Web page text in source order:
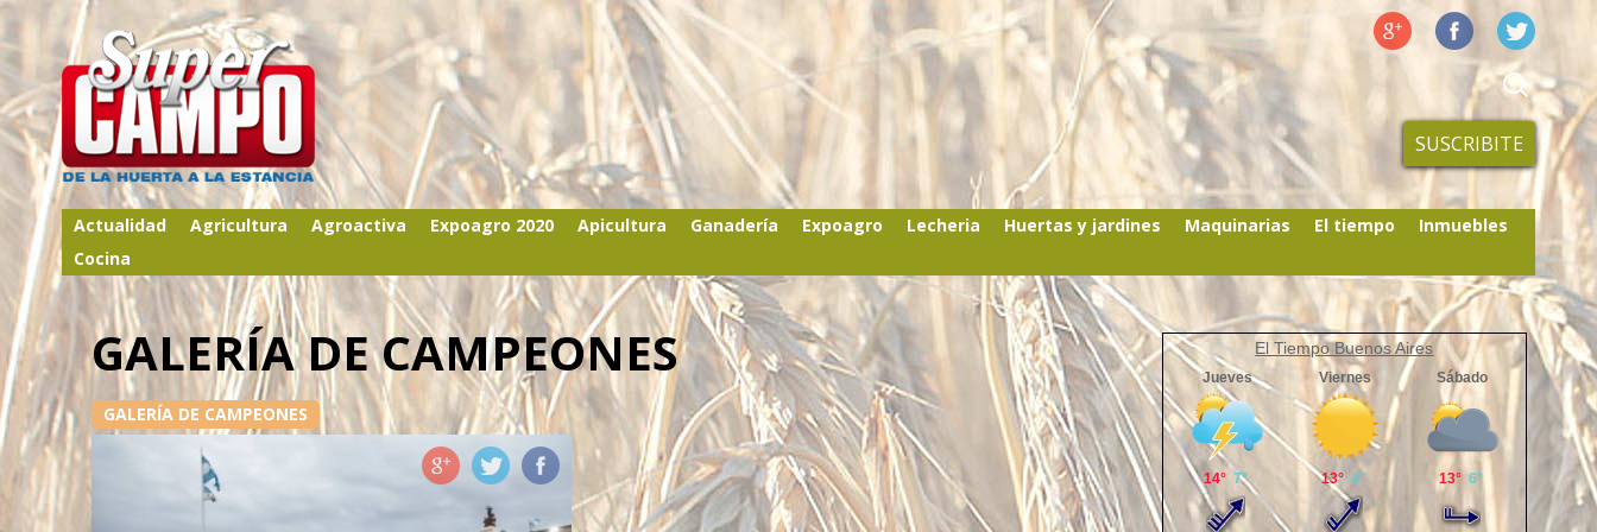
SUSCRIBITE
Actualidad Agricultura Agroactiva Expoagro 2020 Apicultura Ganadería Expoagro Lecheria Huertas y jardines Maquinarias El tiempo
Inmuebles
Cocina
GALERÍA DE CAMPEONES
GALERÍA DE CAMPEONES
El Tiempo Buenos Aires